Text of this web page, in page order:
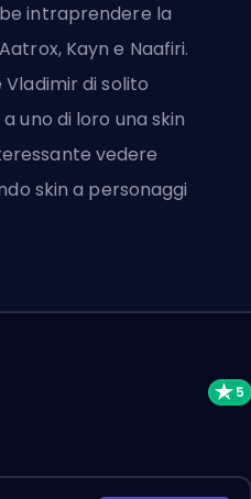
intraprendere la
Kayn e Naafiri.
di solito
uno di loro una skin
vedere
skin a personaggi